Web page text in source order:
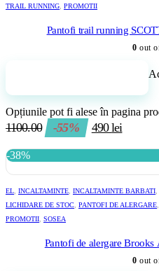
TRAIL RUNNING PROMOTII
Pantofi trail running
0 out
Opțiunile pot fi alese în pagina
1100.00 -55% 490lei
-38%
EL INCALTAMINTE INCALTAMINTE BARBATI
LICHIDARE DE STOC PANTOFI DE ALERGARE
PROMOTII SOSEA
Pantofi de alergare
0 out